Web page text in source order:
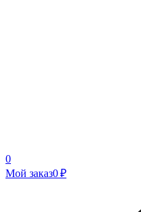
0
Мой заказ0 ₽